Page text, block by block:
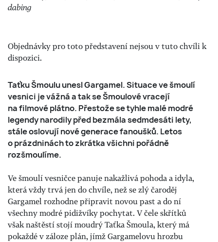
dabing
Objednávky pro toto představení nejsou v tuto chvíli k
dispozici.
Taťku Šmoulu unesl Gargamel. Situace ve šmoulí
vesnici je vážná a tak se Šmoulové vracejí
na filmové plátno. Přestože se tyhle malé modré
legendy narodily před bezmála sedmdesáti lety,
stále oslovují nové generace fanoušků. Letos
o prázdninách to zkrátka všichni pořádně
rozšmoulíme.
Ve šmoulí vesničce panuje nakažlivá pohoda a idyla,
která vždy trvá jen do chvíle, než se zlý čaroděj
Gargamel rozhodne připravit novou past a do ní
všechny modré pidižvíky pochytat. V čele skřítků
však naštěstí stojí moudrý Taťka Šmoula, který má
pokaždé v záloze plán, jímž Gargamelovu hrozbu